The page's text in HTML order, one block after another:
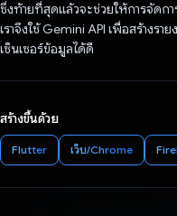
ซึ่งท้ายที่สุดแล้วจะช่วยให้การจัดก
เราจึงใช้ Gemini API เพื่อสร้างรา
เซ็นเซอร์ข้อมูลได้ดี
สร้างขึ้นด้วย
Flutter เว็บ/Chrome